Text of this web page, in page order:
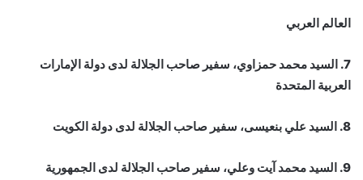
العالم العربي
7. السيد محمد حمزاوي، سفير صاحب الجلالة لدى دولة الإمارات
العربية المتحدة
8. السيد علي بنعيسى، سفير صاحب الجلالة لدى دولة الكويت
9. السيد محمد آيت وعلي، سفير صاحب الجلالة لدى الجمهورية